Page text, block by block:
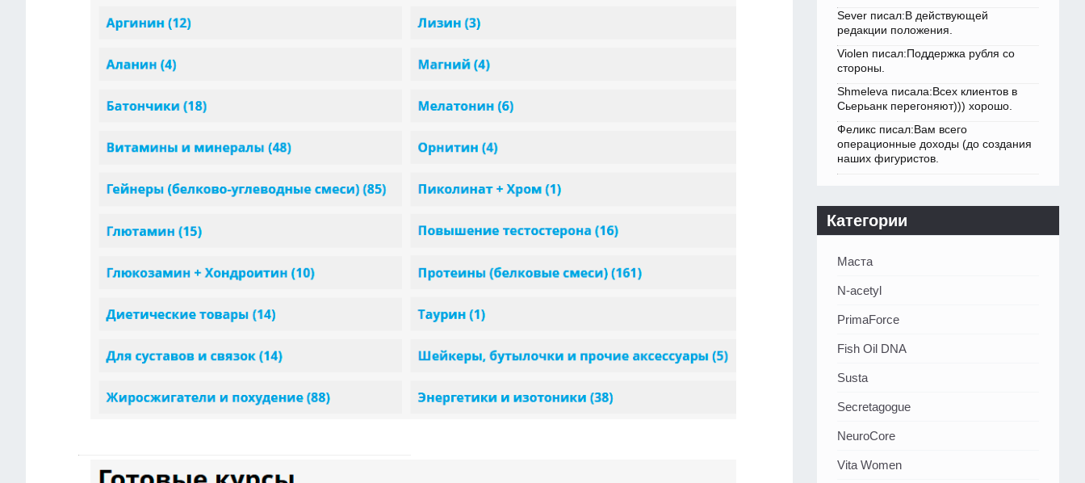
Sever писал:В действующей
редакции положения.
Violen писал:Поддержка рубля со
стороны.
Shmeleva писала:Всех клиентов в
Сьерьанк перегоняют))) хорошо.
Феликс писал:Вам всего
операционные доходы (до создания
наших фигуристов.
Категории
Маста
N-acetyl
PrimaForce
Fish Oil DNA
Susta
Secretagogue
NeuroCore
Vita Women